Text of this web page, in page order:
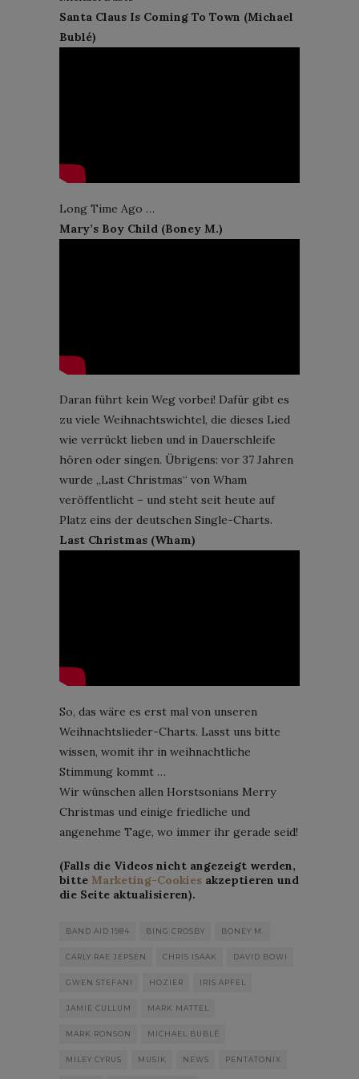
Santa Claus Is Coming To Town (Michael
Bublé)
Long Time Ago …
Mary’s Boy Child (Boney M.)
Daran führt kein Weg vorbei! Dafür gibt es
zu viele Weihnachtswichtel, die dieses Lied
wie verrückt lieben und in Dauerschleife
hören oder singen. Übrigens: vor 37 Jahren
wurde „Last Christmas“ von Wham
veröffentlicht – und steht seit heute auf
Platz eins der deutschen Single-Charts.
Last Christmas (Wham)
So, das wäre es erst mal von unseren
Weihnachtslieder-Charts. Lasst uns bitte
wissen, womit ihr in weihnachtliche
Stimmung kommt …
Wir wünschen allen Horstsonians Merry
Christmas und einige friedliche und
angenehme Tage, wo immer ihr gerade seid!
(Falls die Videos nicht angezeigt werden,
bitte Marketing-Cookies akzeptieren und
die Seite aktualisieren).
BAND AID 1984 BING CROSBY BONEY M.
CARLY RAE JEPSEN CHRIS ISAAK DAVID BOWI
GWEN STEFANI HOZIER IRIS APFEL
JAMIE CULLUM MARK MATTEL
MARK RONSON MICHAEL BUBLÉ
MILEY CYRUS MUSIK NEWS PENTATONIX